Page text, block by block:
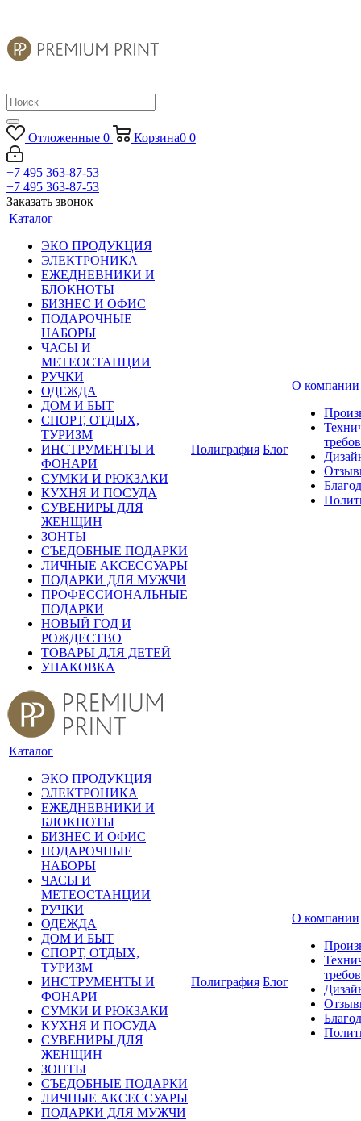
Отложенные 0 Корзина0 0
+7 495 363-87-53
+7 495 363-87-53
Заказать звонок
Каталог
ЭКО ПРОДУКЦИЯ
ЭЛЕКТРОНИКА
ЕЖЕДНЕВНИКИ И
БЛОКНОТЫ
БИЗНЕС И ОФИС
ПОДАРОЧНЫЕ
НАБОРЫ
ЧАСЫ И
МЕТЕОСТАНЦИИ
РУЧКИ
ОДЕЖДА
ДОМ И БЫТ
СПОРТ, ОТДЫХ,
ТУРИЗМ
ИНСТРУМЕНТЫ И
ФОНАРИ
СУМКИ И РЮКЗАКИ
КУХНЯ И ПОСУДА
СУВЕНИРЫ ДЛЯ
ЖЕНЩИН
ЗОНТЫ
СЪЕДОБНЫЕ ПОДАРКИ
ЛИЧНЫЕ АКСЕССУАРЫ
ПОДАРКИ ДЛЯ МУЖЧИ
ПРОФЕССИОНАЛЬНЫЕ
ПОДАРКИ
НОВЫЙ ГОД И
РОЖДЕСТВО
ТОВАРЫ ДЛЯ ДЕТЕЙ
УПАКОВКА
Полиграфия Блог
О компании
Каталог
ЭКО ПРОДУКЦИЯ
ЭЛЕКТРОНИКА
ЕЖЕДНЕВНИКИ И
БЛОКНОТЫ
БИЗНЕС И ОФИС
ПОДАРОЧНЫЕ
НАБОРЫ
ЧАСЫ И
МЕТЕОСТАНЦИИ
РУЧКИ
ОДЕЖДА
ДОМ И БЫТ
СПОРТ, ОТДЫХ,
ТУРИЗМ
ИНСТРУМЕНТЫ И
ФОНАРИ
СУМКИ И РЮКЗАКИ
КУХНЯ И ПОСУДА
СУВЕНИРЫ ДЛЯ
ЖЕНЩИН
ЗОНТЫ
СЪЕДОБНЫЕ ПОДАРКИ
ЛИЧНЫЕ АКСЕССУАРЫ
ПОДАРКИ ДЛЯ МУЖЧИ
Полиграфия Блог
О компании